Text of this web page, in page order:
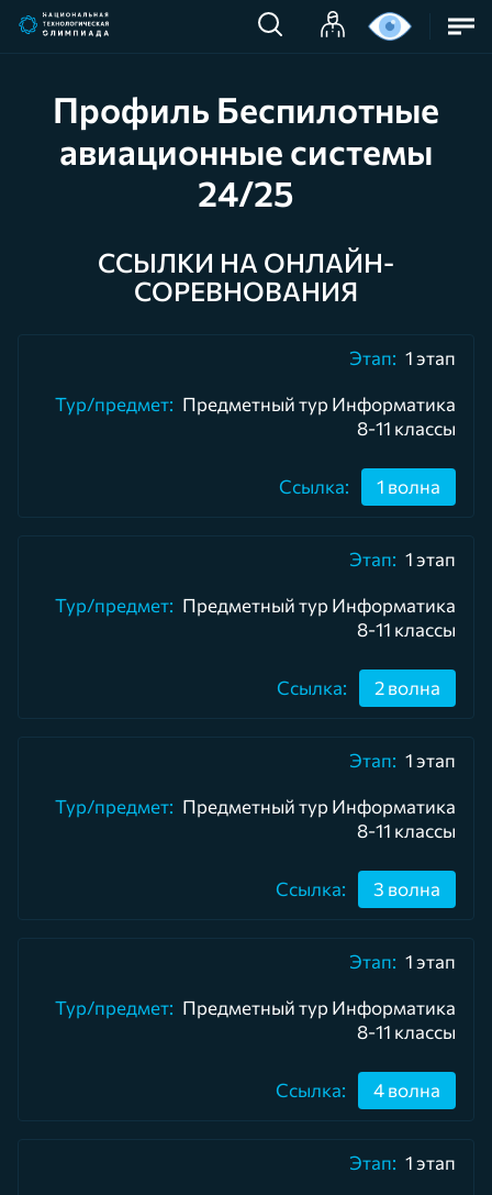
Профиль Беспилотные
авиационные системы
24/25
ССЫЛКИ НА ОНЛАЙН-
СОРЕВНОВАНИЯ
1 этап
Предметный тур Информатика
8-11 классы
1 волна
1 этап
Предметный тур Информатика
8-11 классы
2 волна
1 этап
Предметный тур Информатика
8-11 классы
3 волна
1 этап
Предметный тур Информатика
8-11 классы
4 волна
1 этап